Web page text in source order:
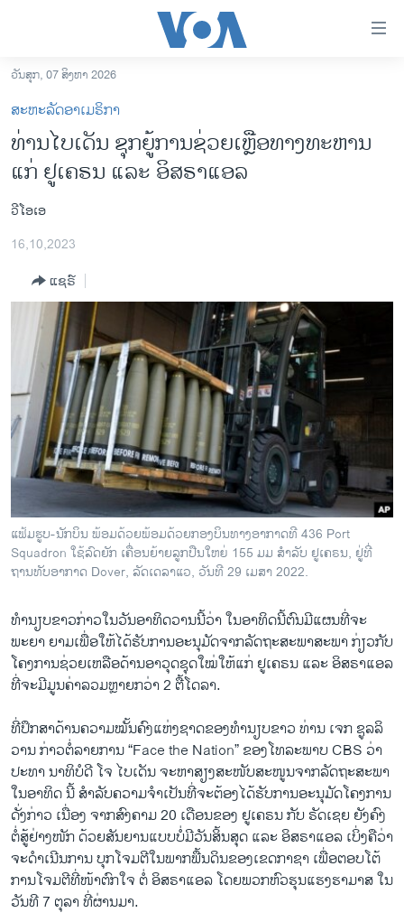
ເຂົ້າ
ຫາ
ຂ້າມ
ຂ້າມ
ຂ້າມ
ຫາ
ຊອກ
ຄົ້ນ
ລາວ
ອາເມຣິກາ
ການເລືອກຕັ້ງ ປະທານາທີບໍດີ ສະຫະລັດ 2024
ໂລກ
ເອເຊຍ
ອິດສະຫຼະພາບດ້ານການຂ່າວ
ຊີວິດຊາວລາວ
ຊຸມຊົນຊາວລາວ
ວິທະຍາສາດ-ເທັກໂນໂລຈີ
ທຸລະກິດ
ພາສາອັງກິດ
ວີດີໂອ
ສຽງ
ລາຍການກະຈາຍສຽງ
ລາຍງານ
ພາສາຕ່າງໆ
ວັນສຸກ, 07 ສິງຫາ 2026
ສະຫະລັດອາເມຣິກາ
ທ່ານໄບເດັນ ຊຸກຍູ້ການຊ່ວຍເຫຼືອທາງທະຫານ
ແກ່ ຢູເຄຣນ ແລະ ອິສຣາແອລ
ວີໂອເອ
16,10,2023
ແຊຣ໌
ແຟ້ມຮູບ-ນັກບິນ ພ້ອມດ້ວຍພ້ອມດ້ວຍກອງບິນທາງອາກາດທີ 436 Port
Squadron ໃຊ້ລົດຍັກ ເຄື່ອນຍ້າຍລູກປືນໃຫຍ່ 155 ມມ ສໍາລັບ ຢູເຄຣນ, ຢູ່ທີ່
ຖານທັບອາກາດ Dover, ລັດເດລາແວ, ວັນທີ 29 ເມສາ 2022.
ທຳນຽບຂາວ​ກ່າວ​ໃນ​ວັນ​ອາທິດວານ​ນີ້​ວ່າ ໃນອາທິດນີ້ຕົນ​ມີ​ແຜນ​ທີ່​ຈະ​
ພະຍາ ຍາມເພື່ອໃຫ້​ໄດ້​ຮັບ​ການ​ອະນຸມັດ​ຈາກລັດຖະສະພາ​ສະພາ ກ່ຽວ​ກັບ​
ໂຄງການ​ຊ່ວຍ​ເຫລືອ​ດ້ານ​ອາວຸດ​ຊຸດໃໝ່​ໃຫ້​ແກ່ ​ຢູ​ເຄຣນ ​ແລະ ​ອິສຣາ​ແອ​ລ
ທີ່​ຈະ​ມີ​ມູນ​ຄ່າລວມ​ຫຼາຍ​ກວ່າ 2 ຕື້​ໂດ​ລາ​.
ທີ່ປຶກສາດ້ານຄວາມໝັ້ນຄົງແຫ່ງຊາດຂອງທຳນຽບຂາວ ທ່ານ ເຈກ ຊູລລິ
ວານ ກ່າວຕໍ່ລາຍການ “Face the Nation” ຂອງໂທລະພາບ CBS ວ່າ
ປະທາ ນາທິບໍດີ ໂຈ ໄບເດັນ ຈະຫາສຽງສະໜັບສະໜູນຈາກລັດຖະສະພາ
ໃນອາທິດ ນີ້ ສໍາລັບຄວາມຈຳເປັນທີ່ຈະຕ້ອງໄດ້ຮັບການອະນຸມັດໂຄງການ
ດັ່ງກ່າວ ເນື່ອງ ຈາກສົງຄາມ 20 ເດືອນຂອງ ຢູເຄຣນ ກັບ ຣັດເຊຍ ຍັງຄົງ
ຕໍ່ສູ້ຢ່າງໜັກ ດ້ວຍສັນຍານແບບບໍ່ມີວັນສິ້ນສຸດ ແລະ ອິສຣາແອລ ເບິ່ງຄືວ່າ
ຈະດໍາເນີນການ ບຸກໂຈມຕີໃນພາກພື້ນດິນຂອງເຂດກາຊາ ເພື່ອຕອບໂຕ້
ການໂຈມຕີທີ່ໜ້າຕົກໃຈ ຕໍ່ ອິສຣາແອລ ໂດຍພວກຫົວຮຸນແຮງຮາມາສ ໃນ
ວັນທີ 7 ຕຸລາ ທີ່ຜ່ານມາ.